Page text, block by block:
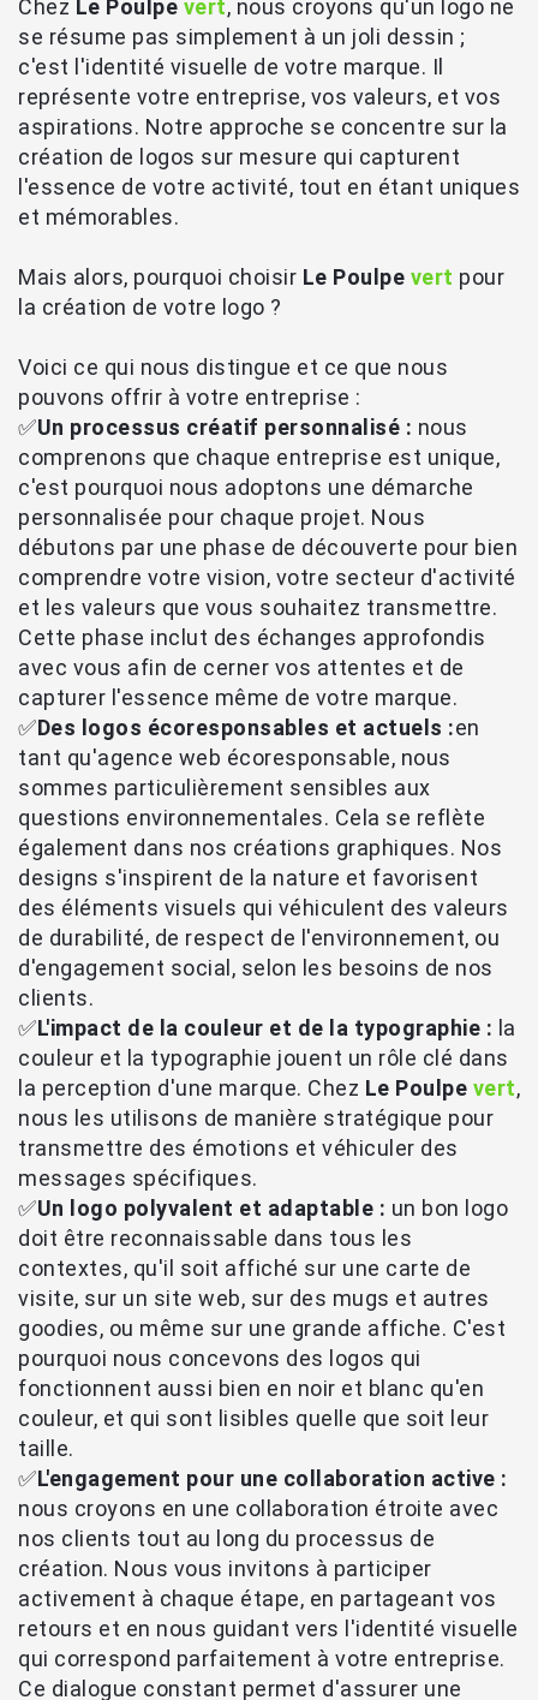
Chez Le Poulpe vert, nous croyons qu'un logo ne
se résume pas simplement à un joli dessin ;
c'est l'identité visuelle de votre marque. Il
représente votre entreprise, vos valeurs, et vos
aspirations. Notre approche se concentre sur la
création de logos sur mesure qui capturent
l'essence de votre activité, tout en étant uniques
et mémorables.
Mais alors, pourquoi choisir Le Poulpe vert pour
la création de votre logo ?
Voici ce qui nous distingue et ce que nous
pouvons offrir à votre entreprise :
✅Un processus créatif personnalisé : nous
comprenons que chaque entreprise est unique,
c'est pourquoi nous adoptons une démarche
personnalisée pour chaque projet. Nous
débutons par une phase de découverte pour bien
comprendre votre vision, votre secteur d'activité
et les valeurs que vous souhaitez transmettre.
Cette phase inclut des échanges approfondis
avec vous afin de cerner vos attentes et de
capturer l'essence même de votre marque.
✅Des logos écoresponsables et actuels :en
tant qu'agence web écoresponsable, nous
sommes particulièrement sensibles aux
questions environnementales. Cela se reflète
également dans nos créations graphiques. Nos
designs s'inspirent de la nature et favorisent
des éléments visuels qui véhiculent des valeurs
de durabilité, de respect de l'environnement, ou
d'engagement social, selon les besoins de nos
clients.
✅L'impact de la couleur et de la typographie : la
couleur et la typographie jouent un rôle clé dans
la perception d'une marque. Chez Le Poulpe vert,
nous les utilisons de manière stratégique pour
transmettre des émotions et véhiculer des
messages spécifiques.
✅Un logo polyvalent et adaptable : un bon logo
doit être reconnaissable dans tous les
contextes, qu'il soit affiché sur une carte de
visite, sur un site web, sur des mugs et autres
goodies, ou même sur une grande affiche. C'est
pourquoi nous concevons des logos qui
fonctionnent aussi bien en noir et blanc qu'en
couleur, et qui sont lisibles quelle que soit leur
taille.
✅L'engagement pour une collaboration active :
nous croyons en une collaboration étroite avec
nos clients tout au long du processus de
création. Nous vous invitons à participer
activement à chaque étape, en partageant vos
retours et en nous guidant vers l'identité visuelle
qui correspond parfaitement à votre entreprise.
Ce dialogue constant permet d'assurer une